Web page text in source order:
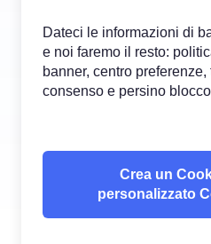
Dateci le informazioni di
e noi faremo il resto:
banner, centro preferenze,
consenso e persino
Crea un
personalizzato